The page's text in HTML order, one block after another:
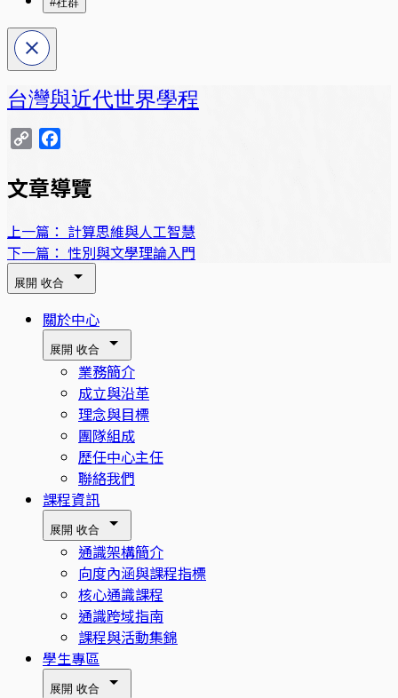
台灣與近代世界學程
Copy
文章導覽
上一篇： 計算思維與人工智慧
下一篇： 性別與文學理論入門
展開 收合
關於中心
展開 收合
業務簡介
成立與沿革
理念與目標
團隊組成
歷任中心主任
聯絡我們
課程資訊
展開 收合
通識架構簡介
向度內涵與課程指標
核心通識課程
通識跨域指南
課程與活動集錦
學生專區
展開 收合